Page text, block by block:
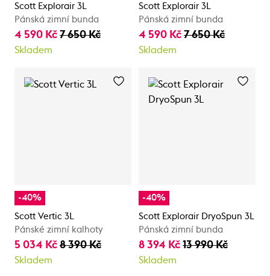
Scott Explorair 3L
Pánská zimní bunda
4 590 Kč 7 650 Kč
Skladem
Scott Explorair 3L
Pánská zimní bunda
4 590 Kč 7 650 Kč
Skladem
-40%
Scott Vertic 3L
Pánské zimní kalhoty
5 034 Kč 8 390 Kč
Skladem
-40%
Scott Explorair DryoSpun 3L
Pánská zimní bunda
8 394 Kč 13 990 Kč
Skladem